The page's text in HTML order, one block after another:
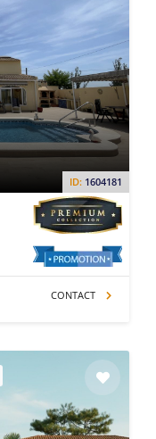
ID: 1604181
CONTACT